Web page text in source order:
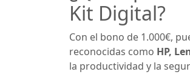
Kit Digital?
Con el bono de 1.000€,
reconocidas como HP,
la productividad y la